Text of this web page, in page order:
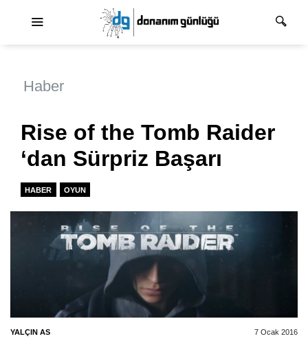
Haber
Rise of the Tomb Raider
‘dan Sürpriz Başarı
HABER OYUN
YALÇIN AS 7 Ocak 2016